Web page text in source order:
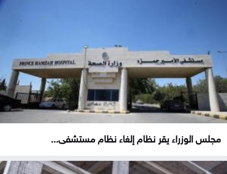
مجلس الوزراء يقر نظام إلغاء نظام مستشفى...